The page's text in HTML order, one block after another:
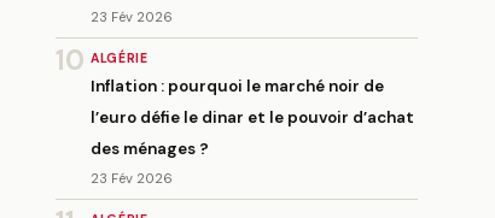
23 Fév 2026
10 ALGÉRIE
Inflation : pourquoi le marché noir de
l’euro défie le dinar et le pouvoir d’achat
des ménages ?
23 Fév 2026